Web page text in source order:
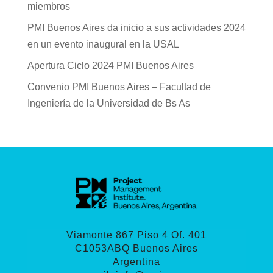
miembros
PMI Buenos Aires da inicio a sus actividades 2024
en un evento inaugural en la USAL
Apertura Ciclo 2024 PMI Buenos Aires
Convenio PMI Buenos Aires – Facultad de
Ingeniería de la Universidad de Bs As
Viamonte 867 Piso 4 Of. 401
C1053ABQ Buenos Aires
Argentina